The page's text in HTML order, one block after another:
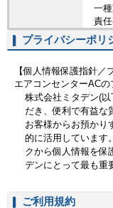
一
責
プライバシーポリ
ご利用規約